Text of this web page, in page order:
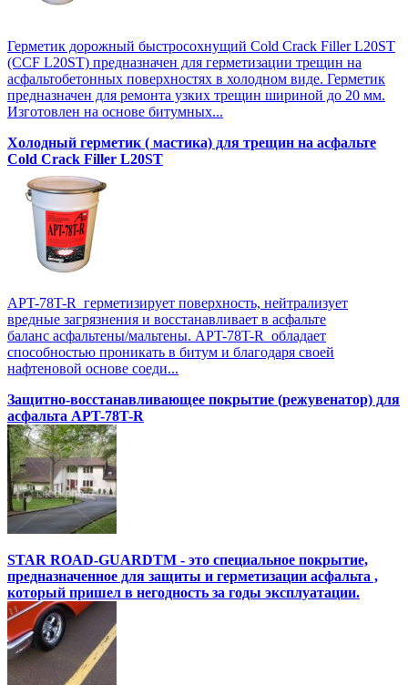
Герметик дорожный быстросохнущий Cold Crack Filler L20SТ
(CCF L20SТ) предназначен для герметизации трещин на
асфальтобетонных поверхностях в холодном виде. Герметик
предназначен для ремонта узких трещин шириной до 20 мм.
Изготовлен на основе битумных...
Холодный герметик ( мастика) для трещин на асфальте
Cold Crack Filler L20SТ
APT-78T-R герметизирует поверхность, нейтрализует
вредные загрязнения и восстанавливает в асфальте
баланс асфальтены/мальтены. APT-78T-R обладает
способностью проникать в битум и благодаря своей
нафтеновой основе соеди...
Защитно-восстанавливающее покрытие (режувенатор) для
асфальта APT-78T-R
STAR ROAD-GUARDTM - это специальное покрытие,
предназначенное для защиты и герметизации асфальта ,
который пришел в негодность за годы эксплуатации.